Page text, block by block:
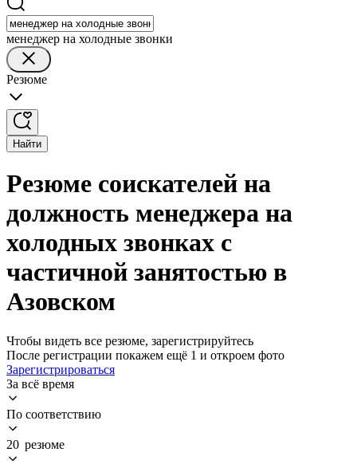
менеджер на холодные звонки
Резюме
Найти
Резюме соискателей на
должность менеджера на
холодных звонках с
частичной занятостью в
Азовском
Чтобы видеть все резюме, зарегистрируйтесь
После регистрации покажем ещё 1 и откроем фото
Зарегистрироваться
За всё время
По соответствию
20 резюме